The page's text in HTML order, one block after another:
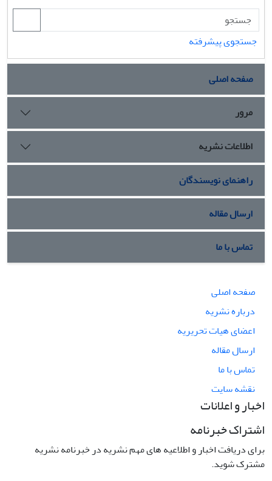
جستجوی پیشرفته
صفحه اصلی
مرور
اطلاعات نشریه
راهنمای نویسندگان
ارسال مقاله
تماس با ما
صفحه اصلی
درباره نشریه
اعضای هیات تحریریه
ارسال مقاله
تماس با ما
نقشه سایت
اخبار و اعلانات
اشتراک خبرنامه
برای دریافت اخبار و اطلاعیه های مهم نشریه در خبرنامه نشریه
مشترک شوید.